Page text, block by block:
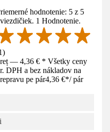
hodnotenie: 5 z 5
1 Hodnotenie.
)
— 4,36 € * Všetky ceny
DPH a bez nákladov na
pe pár4,36 €*/ pár